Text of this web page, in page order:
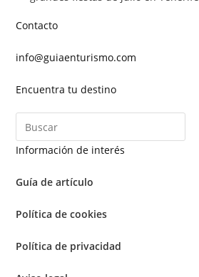
Contacto
info@guiaenturismo.com
Encuentra tu destino
Información de interés
Guía de artículo
Política de cookies
Política de privacidad